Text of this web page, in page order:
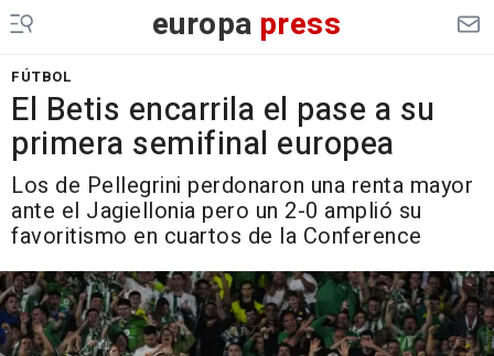
europa press
FÚTBOL
El Betis encarrila el pase a su
primera semifinal europea
Los de Pellegrini perdonaron una renta mayor
ante el Jagiellonia pero un 2-0 amplió su
favoritismo en cuartos de la Conference